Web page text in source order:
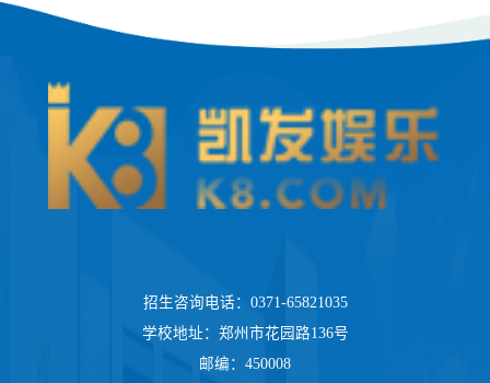
招生咨询电话：0371-65821035
学校地址：郑州市花园路136号
邮编：450008